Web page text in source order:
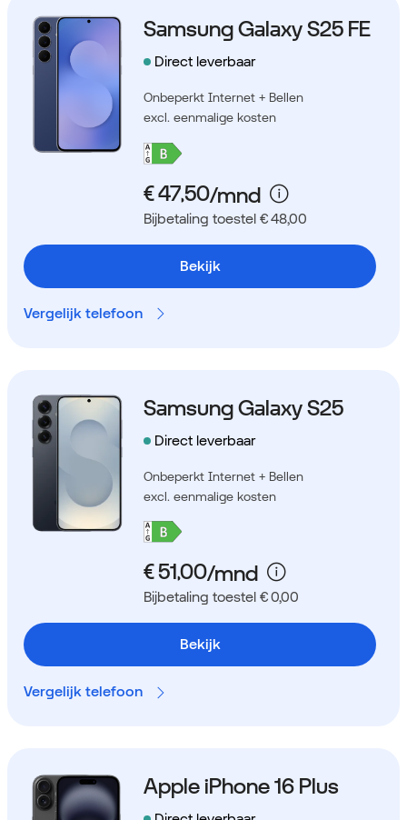
Samsung Galaxy S25 FE
Direct leverbaar
Onbeperkt Internet + Bellen
excl. eenmalige kosten
Bijbetaling toestel € 48,00
Bekijk
Vergelijk telefoon
Samsung Galaxy S25
Direct leverbaar
Onbeperkt Internet + Bellen
excl. eenmalige kosten
Bijbetaling toestel € 0,00
Bekijk
Vergelijk telefoon
Apple iPhone 16 Plus